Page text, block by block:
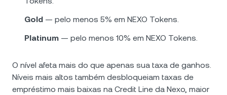
Gold — pelo menos 5% em NEXO Tokens.
Platinum — pelo menos 10% em NEXO Tokens.
O nível afeta mais do que apenas sua taxa de ganhos.
Níveis mais altos também desbloqueiam taxas de
empréstimo mais baixas na Credit Line da Nexo, maior